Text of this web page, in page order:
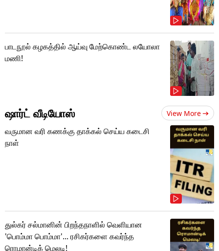
பாடநூல் கழகத்தில் ஆய்வு மேற்கொண்ட லயோலா
மணி!
ஷார்ட் வீடியோஸ் View More
வருமான வரி கணக்கு தாக்கல் செய்ய கடைசி
நாள்
துல்கர் சல்மானின் பிறந்தநாளில் வெளியான
'பொம்மா பொம்மா'... ரசிகர்களை கவர்ந்த
ரொமான்டிக் மெலடி!